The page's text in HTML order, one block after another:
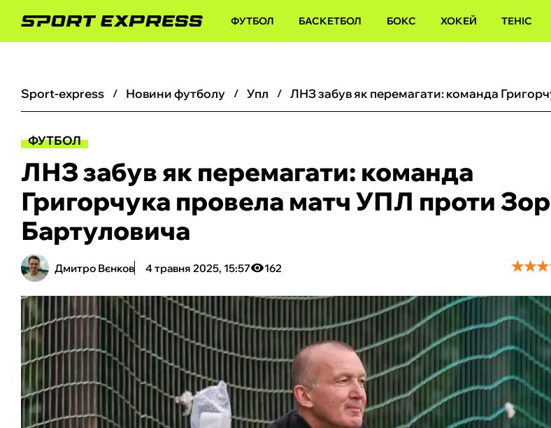
ФУТБОЛ БАСКЕТБОЛ БОКС ХОКЕЙ ТЕНІС
sport-express новини футболу упл
ФУТБОЛ
ЛНЗ забув як перемагати: команда
Григорчука провела матч УПЛ проти
Бартуловича
Дмитро Вєнков 4 травня 2025, 15:57 162 ★★★
★★★